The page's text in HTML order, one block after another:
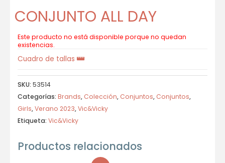
CONJUNTO ALL DAY
Este producto no está disponible porque no quedan
existencias.
Cuadro de tallas
SKU: 53514
Categorías: Brands, Colección, Conjuntos, Conjuntos,
Girls,Verano 2023,Vic&Vicky
Etiqueta: Vic&Vicky
Productos relacionados